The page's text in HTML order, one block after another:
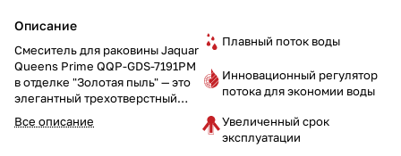
Описание
Смеситель для раковины Jaquar
Queens Prime QQP-GDS-7191PM
в отделке "Золотая пыль" — это
элегантный трехотверстный
смеситель с механизмом для
слива (Popup). Добавьте
Все описание
Плавный поток воды
Инновационный регулятор
потока для экономии воды
Увеличенный срок
эксплуатации